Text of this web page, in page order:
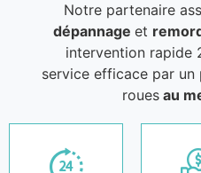
Notre partenaire
dépannageet
intervention rapide
service efficace par
roues au